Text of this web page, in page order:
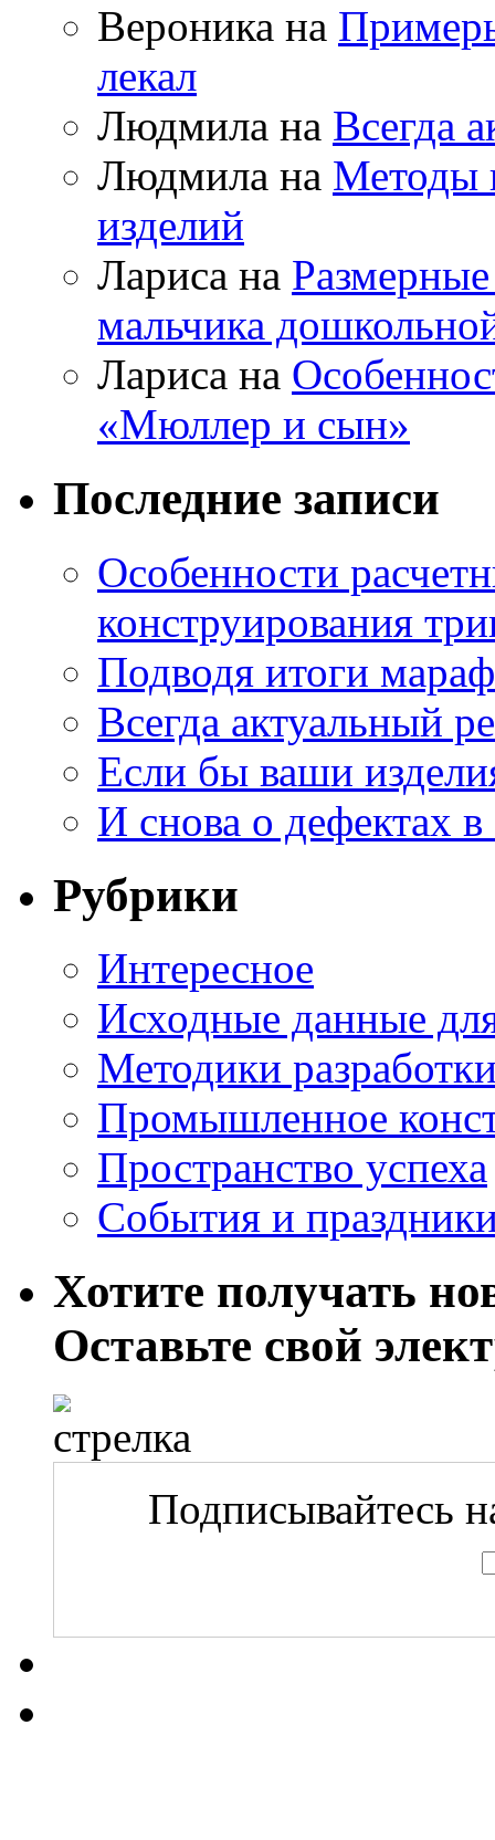
Вероника на
лекал
Людмила на Всегда
Людмила на Методы
изделий
Лариса на
мальчика
Лариса на
«Мюллер и сын»
Последние записи
Особенности
конструирования
Подводя итоги
Всегда актуальный
Если бы ваши
И снова о дефектах
Рубрики
Интересное
Исходные данные
Методики
Промышленное
Пространство успеха
События и
Хотите получать
Оставьте свой
Подписывайтесь